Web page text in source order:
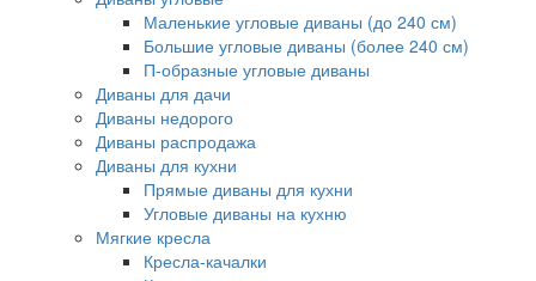
Маленькие угловые диваны (до 240 см)
Большие угловые диваны (более 240 см)
П-образные угловые диваны
Диваны для дачи
Диваны недорого
Диваны распродажа
Диваны для кухни
Прямые диваны для кухни
Угловые диваны на кухню
Мягкие кресла
Кресла-качалки